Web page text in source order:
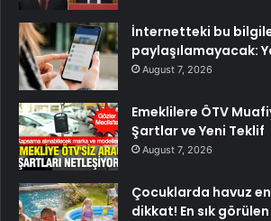
İnternetteki bu
paylaşılamayacak:
August 7, 2026
Emeklilere ÖTV
Şartlar ve Yeni Teklif
August 7, 2026
Çocuklarda havuz
dikkat! En sık